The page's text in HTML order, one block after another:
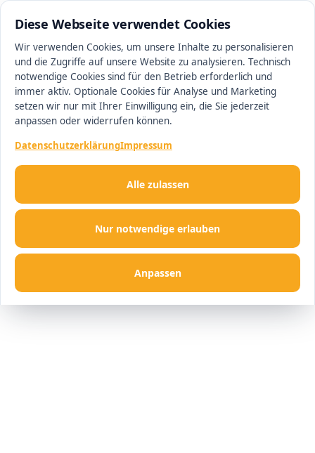
Diese Webseite verwendet Cookies
Wir verwenden Cookies, um unsere Inhalte zu personalisieren
und die Zugriffe auf unsere Website zu analysieren. Technisch
notwendige Cookies sind für den Betrieb erforderlich und
immer aktiv. Optionale Cookies für Analyse und Marketing
setzen wir nur mit Ihrer Einwilligung ein, die Sie jederzeit
anpassen oder widerrufen können.
DatenschutzerklärungImpressum
Nur notwendige erlauben
Anpassen
Alle zulassen